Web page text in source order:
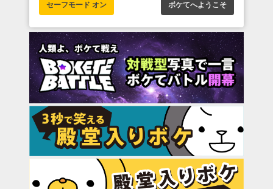
セーフモード オン ボケてへようこそ